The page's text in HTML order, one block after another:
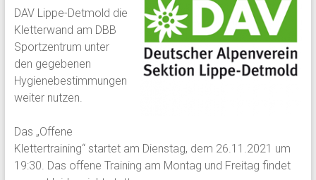
DAV Lippe-Detmold die
Kletterwand am DBB
Sportzentrum unter
den gegebenen
Hygienebestimmungen
weiter nutzen.
Das „Offene
Klettertraining“ startet am Dienstag, dem 26.11.2021 um
19:30. Das offene Training am Montag und Freitag findet